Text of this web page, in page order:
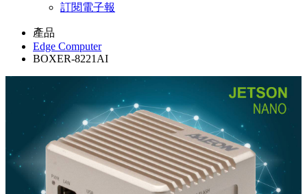
訂閱電子報
產品
Edge Computer
BOXER-8221AI